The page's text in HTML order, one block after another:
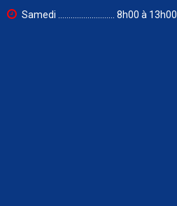
Samedi ........................... 8h00 à 13h00